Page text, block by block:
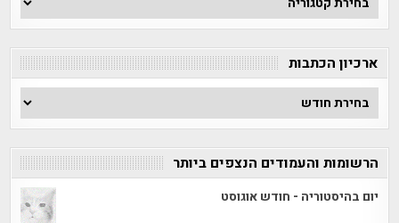
לפי
קטגוריה
ארכיון הכתבות
ארכיון
הכתבות
הרשומות והעמודים הנצפים ביותר
יום בהיסטוריה - חודש אוגוסט